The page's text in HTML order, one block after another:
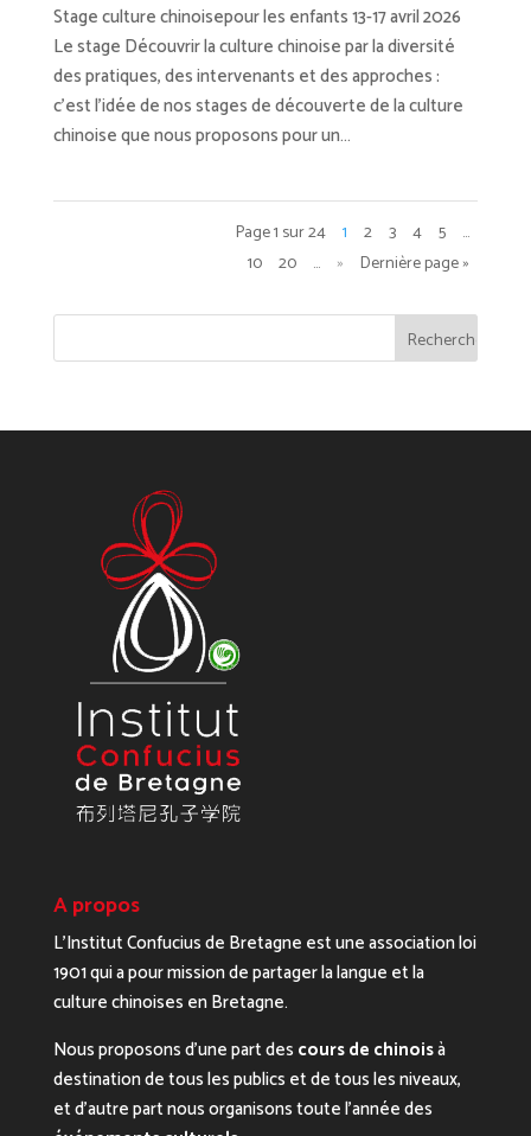
Stage culture chinoisepour les enfants 13-17 avril 2026
Le stage Découvrir la culture chinoise par la diversité
des pratiques, des intervenants et des approches :
c’est l’idée de nos stages de découverte de la culture
chinoise que nous proposons pour un...
Page 1 sur 24 1 2 3 4 5
…
10
20 … » Dernière page »
A propos
L’Institut Confucius de Bretagne est une association loi
1901 qui a pour mission de partager la langue et la
culture chinoises en Bretagne.
Nous proposons d’une part des cours de chinoisà
destination de tous les publics et de tous les niveaux,
et d’autre part nous organisons toute l’année des